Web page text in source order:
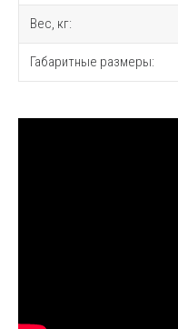
Вес, кг:
Габаритные размеры: